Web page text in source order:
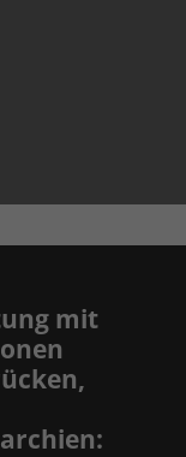
mit